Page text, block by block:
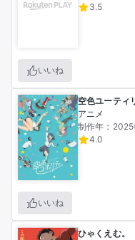
3.5
いいね
空色ユーティ
アニメ
制作年：2025
4.0
いいね
ひゃくえむ。